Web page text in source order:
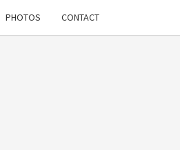
PHOTOS CONTACT